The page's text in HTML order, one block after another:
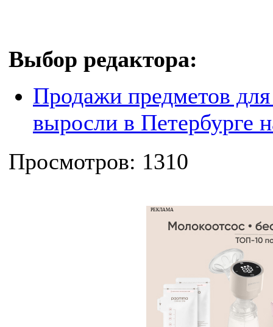
Выбор редактора:
Продажи предметов
выросли в Петербурге
Просмотров: 1310
РЕКЛАМА